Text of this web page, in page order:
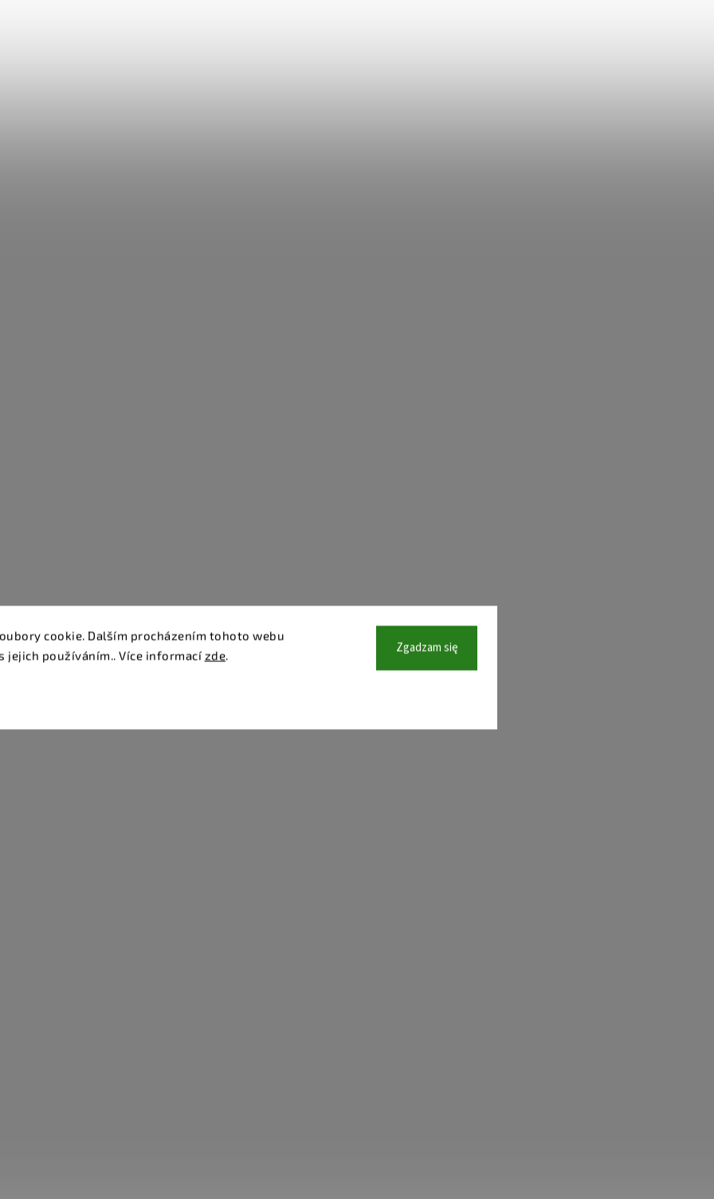
cookie. Dalším procházením tohoto webu
jejich používáním.. Více informací zde. Zgadzam się